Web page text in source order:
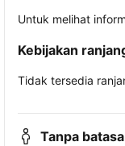
Untuk melihat
Kebijakan
Tidak tersedia
Tanpa